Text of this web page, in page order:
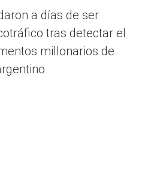
a días de ser
tras detectar el
millonarios de